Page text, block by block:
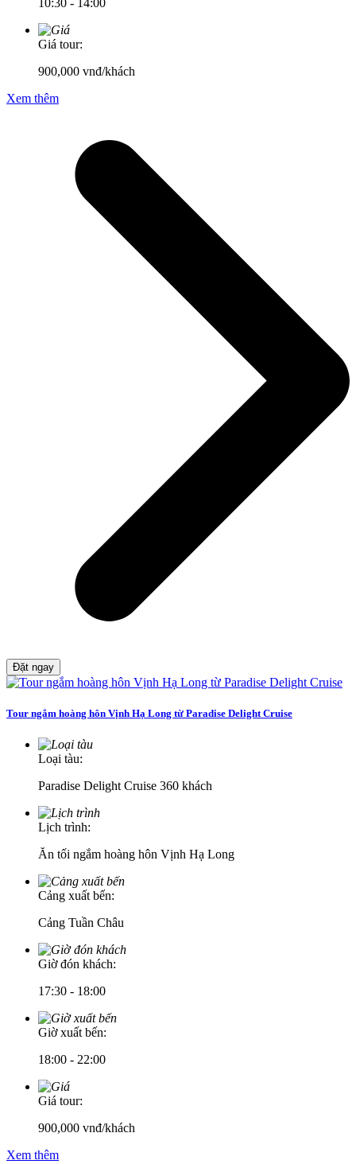
Giá tour:
900,000 vnđ/khách
Xem thêm
Đặt ngay
Tour ngắm hoàng hôn Vịnh Hạ Long từ Paradise Delight Cruise
Loại tàu:
Paradise Delight Cruise 360 khách
Lịch trình:
Ăn tối ngắm hoàng hôn Vịnh Hạ Long
Cảng xuất bến:
Cảng Tuần Châu
Giờ đón khách:
17:30 - 18:00
Giờ xuất bến:
18:00 - 22:00
Giá tour:
900,000 vnđ/khách
Xem thêm